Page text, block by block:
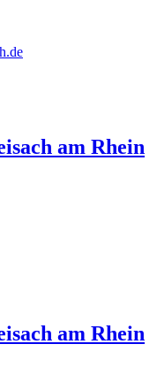
am Rhein
am Rhein